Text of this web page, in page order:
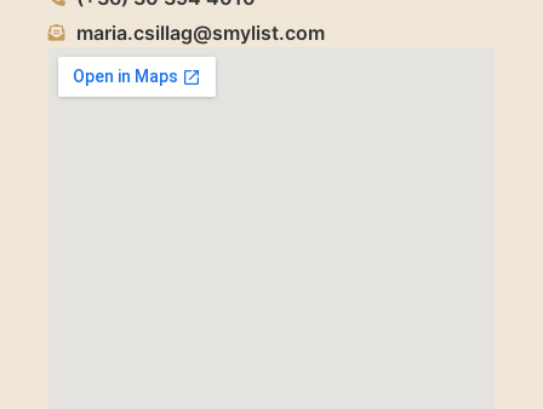
maria.csillag@smylist.com